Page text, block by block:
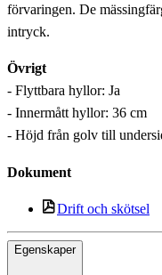
förvaringen. De
intryck.
Övrigt
- Flyttbara hyllor: Ja
- Innermått hyllor: 36 cm
- Höjd från golv till
Dokument
Drift och skötsel
Egenskaper